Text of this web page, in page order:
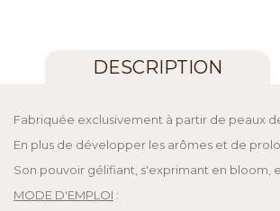
DESCRIPTION
Fabriquée exclusivement à partir de peaux
En plus de développer les arômes et de
Son pouvoir gélifiant, s'exprimant en bloom,
MODE D'EMPLOI :